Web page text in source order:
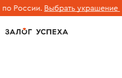
России. Выбрать украшение